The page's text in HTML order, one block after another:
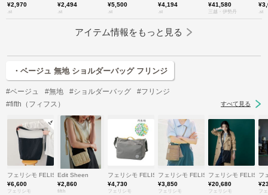
¥2,970
.st
¥2,494
.st
¥5,500
.st
¥4,194
.st
¥41,580
三越・伊勢丹 .st
アイテム情報をもっと見る
・ベージュ 無地 ショルダーバッグ フリンジ
#ベージュ #無地 #ショルダーバッグ
#フリンジ
#fifth（フィフス）
すべて見る
フェリシモ FELISSIMO
¥6,600
フェリシモ
Edit Sheen
¥2,860
fifth
フェリシモ FELISSIMO
¥4,730
フェリシモ
フェリシモ FELISSIMO
¥3,850
フェリシモ
フェリシモ
¥20,680
フェリシモ
フ
フ